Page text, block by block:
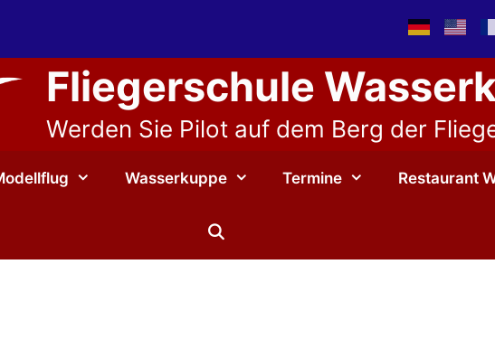
Fliegerschule
Werden Sie Pilot auf dem Berg der
Wasserkuppe Termine Restaurant